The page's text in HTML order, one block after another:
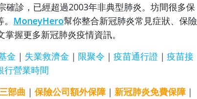
確診，已經超過2003年非典型肺炎。坊間很多保
MoneyHero幫你整合新冠肺炎常見症狀、保險
握更多新冠肺炎疫情資訊。
金 ｜ 失業救濟金 ｜ 限聚令 ｜ 疫苗通行證 ｜ 疫苗接
行營業時間
部曲 ｜ 保險公司額外保障｜ 新冠肺炎免費保障｜